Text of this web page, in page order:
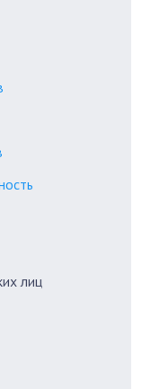
лиц